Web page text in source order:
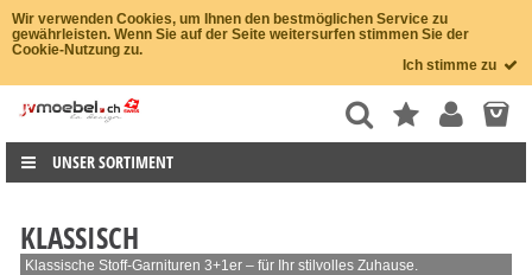
Wir verwenden Cookies, um Ihnen den bestmöglichen Service zu
gewährleisten. Wenn Sie auf der Seite weitersurfen stimmen Sie der
Cookie-Nutzung zu.
Ich stimme zu
UNSER SORTIMENT
KLASSISCH
Klassische Stoff-Garnituren 3+1er – für Ihr stilvolles Zuhause.